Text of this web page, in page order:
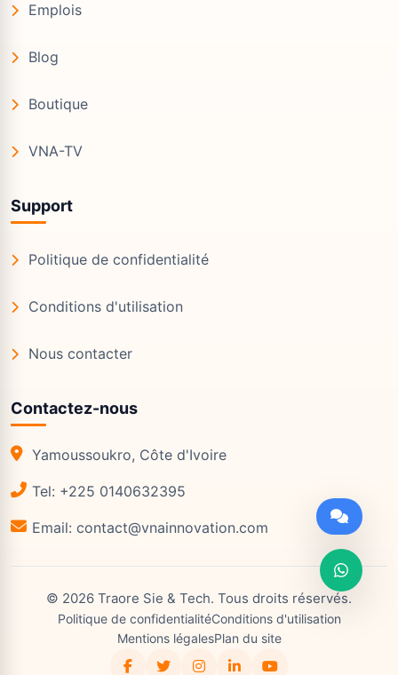
Emplois
Blog
Boutique
VNA-TV
Support
Politique de confidentialité
Conditions d'utilisation
Nous contacter
Contactez-nous
Yamoussoukro, Côte d'Ivoire
Tel: +225 0140632395
Email: contact@vnainnovation.com
© 2026 Traore Sie & Tech. Tous droits réservés.
Politique de confidentialitéConditions d'utilisation
Mentions légalesPlan du site